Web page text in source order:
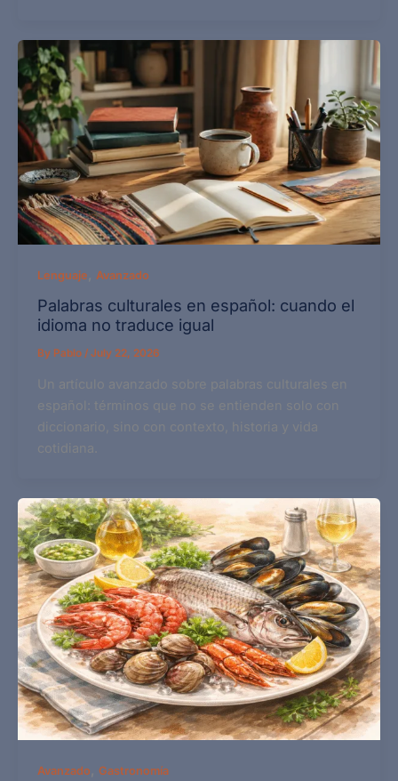
Lenguaje , Avanzado
Palabras culturales en español: cuando el
idioma no traduce igual
By Pablo / July 22, 2026
Un artículo avanzado sobre palabras culturales en
español: términos que no se entienden solo con
diccionario, sino con contexto, historia y vida
cotidiana.
Avanzado , Gastronomía